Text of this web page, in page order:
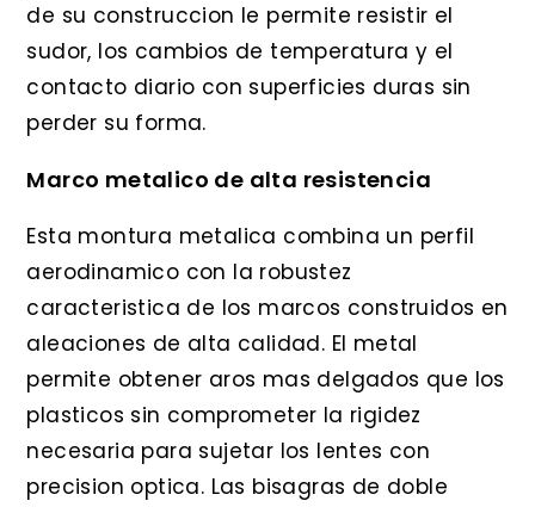
de su construccion le permite resistir el
sudor, los cambios de temperatura y el
contacto diario con superficies duras sin
perder su forma.
Marco metalico de alta resistencia
Esta montura metalica combina un perfil
aerodinamico con la robustez
caracteristica de los marcos construidos en
aleaciones de alta calidad. El metal
permite obtener aros mas delgados que los
plasticos sin comprometer la rigidez
necesaria para sujetar los lentes con
precision optica. Las bisagras de doble